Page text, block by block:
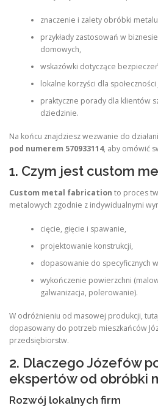
znaczenie i zalety obróbki
przykłady zastosowań w
domowych,
wskazówki dotyczące
lokalne korzyści dla społeczności
praktyczne porady dla klientów
dziedzinie.
Na końcu znajdziesz wezwanie do
pod numerem 570933114, aby omówić
1. Czym jest custom
Custom metal fabrication to proces
metalowych zgodnie z indywidualnymi
cięcie, gięcie i spawanie,
projektowanie konstrukcji,
dopasowanie do specyficznych
wykończenie powierzchni
galwanizacja, polerowanie).
W odróżnieniu od masowej produkcji,
dopasowany do potrzeb mieszkańców
przedsiębiorstw.
2. Dlaczego Józefów
ekspertów od obróbki
Rozwój lokalnych firm